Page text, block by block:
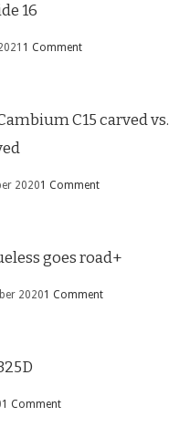
16
1 Comment
C15 carved vs.
20201 Comment
goes road+
20201 Comment
1 Comment